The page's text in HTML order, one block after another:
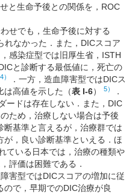
と生命予後との関係を，ROC
せでも，生命予後に対する
れなかった．また，DICスコア
感染症型では旧厚生省，ISTH
と診断する最低値に，死亡の
4）
．一方，造血障害型ではDICス
は高値を示した（表 I-6） 5）
．
ードは存在しない．また，DIC
ため，治療しない場合は予後
基準と言えるが，治療群では
，良い診断基準といえる．ほ
ている日本では，治療の種類や
評価は困難である．
害型ではDICスコアの増加に従
で，早期でのDIC治療が良